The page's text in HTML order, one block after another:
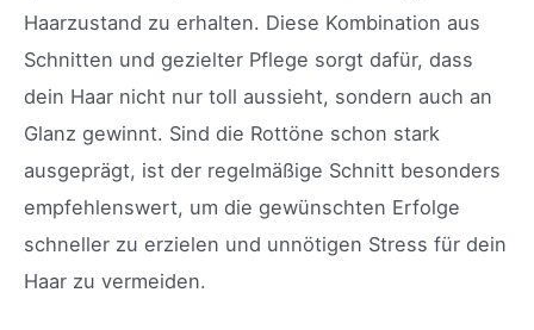
Haarzustand zu erhalten. Diese Kombination aus
Schnitten und gezielter Pflege sorgt dafür, dass
dein Haar nicht nur toll aussieht, sondern auch an
Glanz gewinnt. Sind die Rottöne schon stark
ausgeprägt, ist der regelmäßige Schnitt besonders
empfehlenswert, um die gewünschten Erfolge
schneller zu erzielen und unnötigen Stress für dein
Haar zu vermeiden.